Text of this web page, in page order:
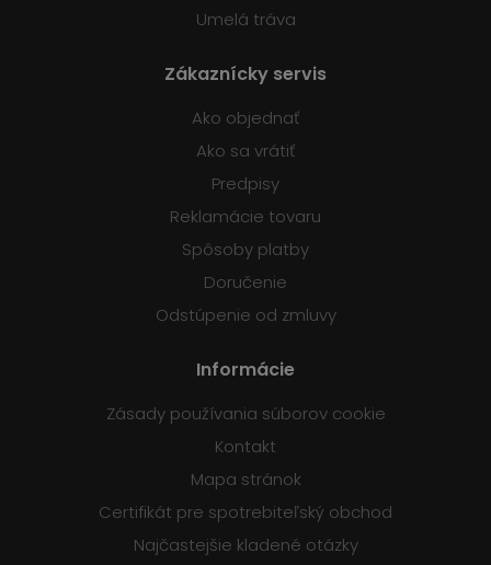
Umelá tráva
Zákaznícky servis
Ako objednať
Ako sa vrátiť
Predpisy
Reklamácie tovaru
Spôsoby platby
Doručenie
Odstúpenie od zmluvy
Informácie
Zásady používania súborov cookie
Kontakt
Mapa stránok
Certifikát pre spotrebiteľský obchod
Najčastejšie kladené otázky